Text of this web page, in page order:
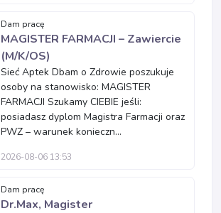
Dam pracę
MAGISTER FARMACJI – Zawiercie
(M/K/OS)
Sieć Aptek Dbam o Zdrowie poszukuje
osoby na stanowisko: MAGISTER
FARMACJI Szukamy CIEBIE jeśli:
posiadasz dyplom Magistra Farmacji oraz
PWZ – warunek konieczn...
2026-08-06 13:53
Dam pracę
Dr.Max, Magister